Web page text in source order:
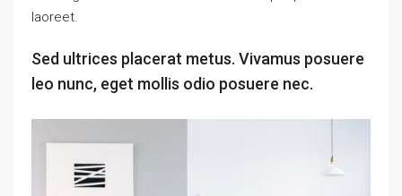
laoreet.
Sed ultrices placerat metus. Vivamus posuere
leo nunc, eget mollis odio posuere nec.